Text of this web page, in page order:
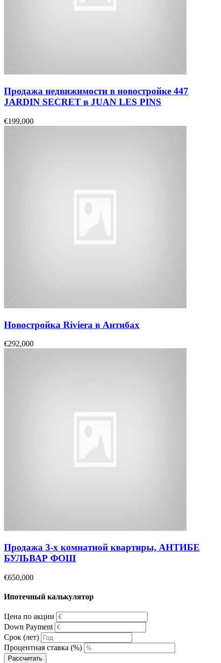
Продажа недвижимости в новостройке 447
JARDIN SECRET в JUAN LES PINS
€199,000
Новостройка Riviera в Антибах
€292,000
Продажа 3-х комнатной квартиры, АНТИБЕ
БУЛЬВАР ФОШ
€650,000
Ипотечный калькулятор
Цена по акции
Down Payment
Срок (лет)
Процентная ставка (%)
Рассчитать